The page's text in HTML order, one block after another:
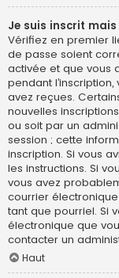
Je suis inscrit mais
Vérifiez en premier
de passe soient
activée et que vous
pendant
avez reçues.
nouvelles
ou soit par un
session ; cette
inscription. Si vous
les instructions. Si
vous avez
courrier
tant que pourriel. Si
électronique que
contacter un
Haut